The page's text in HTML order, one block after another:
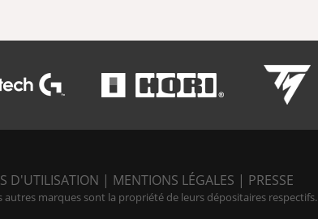
D'UTILISATION | MENTIONS LÉGALES | PRESSE
marques sont la propriété de leurs dépositaires respectifs.